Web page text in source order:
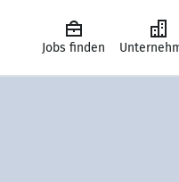
Jobs finden